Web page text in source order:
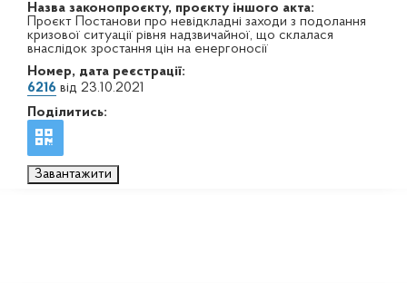
Назва законопроєкту, проєкту іншого акта:
Проєкт Постанови про невідкладні заходи з подолання
кризової ситуації рівня надзвичайної, що склалася
внаслідок зростання цін на енергоносії
Номер, дата реєстрації:
6216 від 23.10.2021
Поділитись:
Завантажити